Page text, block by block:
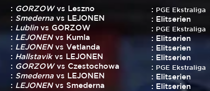
: GORZOWvs Leszno
: Smederna vs LEJONEN
: Lublinvs GORZOW
: LEJONENvs Kumla
: LEJONENvs Vetlanda
: Hallstavik vs LEJONEN
: GORZOWvs Czestochowa
: Smederna vs LEJONEN
: LEJONENvs Smederna
: PGE Ekstraliga
: Elitserien
: PGE Ekstraliga
: Elitserien
: Elitserien
: Elitserien
: PGE Ekstraliga
: Elitserien
: Elitserien